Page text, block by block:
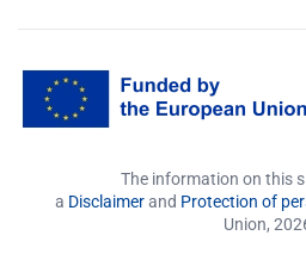
The information on this
a Disclaimerand Protection of
Union,